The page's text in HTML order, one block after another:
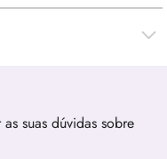
suas dúvidas sobre